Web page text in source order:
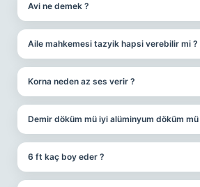
Avi ne demek ?
Aile mahkemesi tazyik hapsi verebilir mi ?
Korna neden az ses verir ?
Demir döküm mü iyi alüminyum döküm mü
6 ft kaç boy eder ?